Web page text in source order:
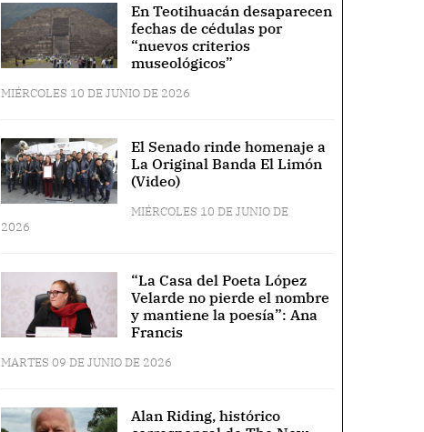
En Teotihuacán desaparecen
fechas de cédulas por
“nuevos criterios
museológicos”
MIÉRCOLES 10 DE JUNIO DE 2026
El Senado rinde homenaje a
La Original Banda El Limón
(Video)
MIÉRCOLES 10 DE JUNIO DE
2026
“La Casa del Poeta López
Velarde no pierde el nombre
y mantiene la poesía”: Ana
Francis
MARTES 09 DE JUNIO DE 2026
Alan Riding, histórico